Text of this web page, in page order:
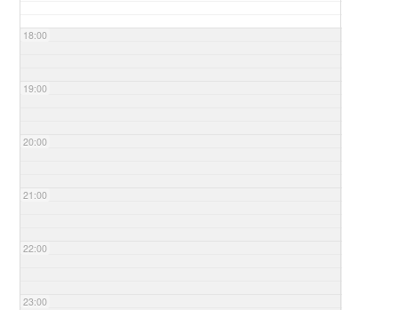
18:00
19:00
20:00
21:00
22:00
23:00